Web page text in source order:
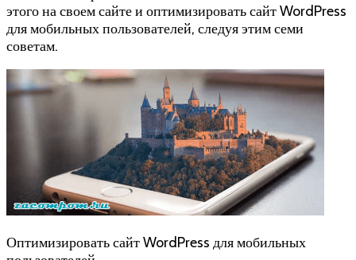
этого на своем сайте и оптимизировать сайт WordPress
для мобильных пользователей, следуя этим семи
советам.
Оптимизировать сайт WordPress для мобильных